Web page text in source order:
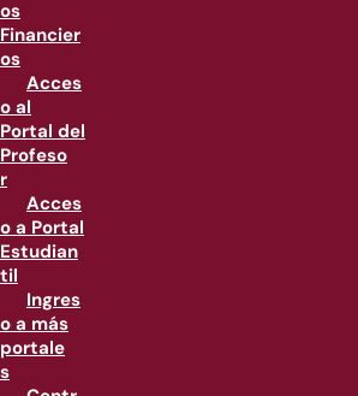
os
Financier
os
Acces
o al
Portal del
Profeso
r
Acces
o a Portal
Estudian
til
Ingres
o a más
portale
s